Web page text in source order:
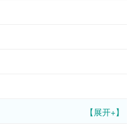
【展开+】